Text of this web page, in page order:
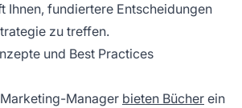
Ihnen, fundiertere Entscheidungen
zu treffen.
und Best Practices
Manager bieten Bücher ein